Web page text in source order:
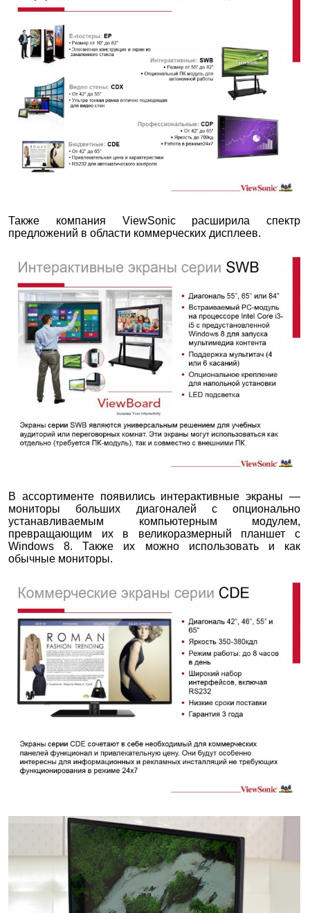
Также компания ViewSonic расширила спектр
предложений в области коммерческих дисплеев.
В ассортименте появились интерактивные экраны —
мониторы больших диагоналей с опционально
устанавливаемым компьютерным модулем,
превращающим их в великоразмерный планшет с
Windows 8. Также их можно использовать и как
обычные мониторы.